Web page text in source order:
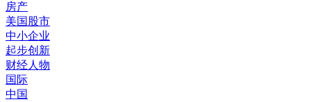
房产
美国股市
中小企业
起步创新
财经人物
国际
中国